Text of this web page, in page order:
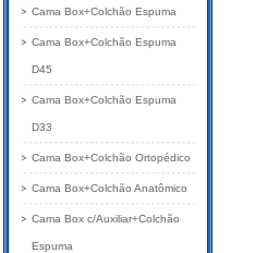
Cama Box+Colchão Espuma
Cama Box+Colchão Espuma
D45
Cama Box+Colchão Espuma
D33
Cama Box+Colchão Ortopédico
Cama Box+Colchão Anatômico
Cama Box c/Auxiliar+Colchão
Espuma